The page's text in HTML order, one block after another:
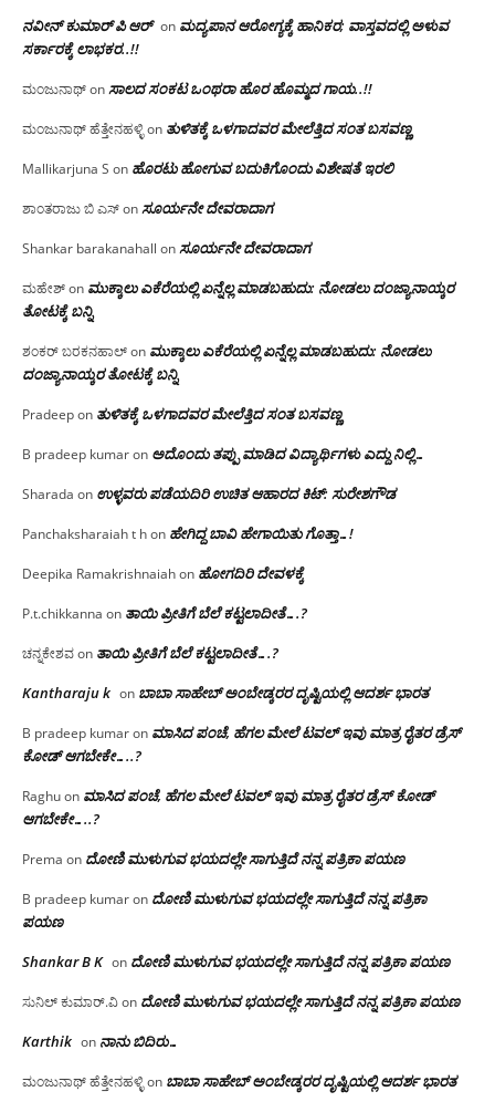
ನವೀನ್ ಕುಮಾರ್ ಪಿ ಆರ್ on ಮದ್ಯಪಾನ ಆರೋಗ್ಯಕ್ಕೆ ಹಾನಿಕರ; ವಾಸ್ತವದಲ್ಲಿ ಅಳುವ
ಸರ್ಕಾರಕ್ಕೆ ಲಾಭಕರ..!!
ಮಂಜುನಾಥ್onಸಾಲದ ಸಂಕಟ ಒಂಥರಾ ಹೊರ ಹೊಮ್ಮದ ಗಾಯ..!!
ಮಂಜುನಾಥ್ ಹೆತ್ತೇನಹಳ್ಳಿon ತುಳಿತಕ್ಕೆ ಒಳಗಾದವರ ಮೇಲೆತ್ತಿದ ಸಂತ ಬಸವಣ್ಣ
Mallikarjuna S on ಹೊರಟು ಹೋಗುವ ಬದುಕಿಗೊಂದು ವಿಶೇಷತೆ ಇರಲಿ
ಶಾಂತರಾಜು ಬಿ ಎಸ್onಸೂರ್ಯನೇ ದೇವರಾದಾಗ
Shankar barakanahall onಸೂರ್ಯನೇ ದೇವರಾದಾಗ
ಮಹೇಶ್on ಮುಕ್ಕಾಲು ಎಕೆರೆಯಲ್ಲಿ ಏನ್ನೆಲ್ಲ‌ ಮಾಡಬಹುದು: ನೋಡಲು ದಂಜ್ಯಾನಾಯ್ಕರ
ತೋಟಕ್ಕೆ ಬನ್ನಿ
ಶಂಕರ್ ಬರಕನಹಾಲ್on ಮುಕ್ಕಾಲು ಎಕೆರೆಯಲ್ಲಿ ಏನ್ನೆಲ್ಲ‌ ಮಾಡಬಹುದು: ನೋಡಲು
ದಂಜ್ಯಾನಾಯ್ಕರ ತೋಟಕ್ಕೆ ಬನ್ನಿ
Pradeepon ತುಳಿತಕ್ಕೆ ಒಳಗಾದವರ ಮೇಲೆತ್ತಿದ ಸಂತ ಬಸವಣ್ಣ
B pradeep kumaron ಅದೊಂದು ತಪ್ಪು ಮಾಡಿದ ವಿದ್ಯಾರ್ಥಿಗಳು ಎದ್ದು ನಿಲ್ಲಿ…
Sharada on ಉಳ್ಳವರು ಪಡೆಯದಿರಿ ಉಚಿತ ಆಹಾರದ ಕಿಟ್: ಸುರೇಶಗೌಡ
Panchaksharaiah t hon ಹೇಗಿದ್ದ ಬಾವಿ ಹೇಗಾಯಿತು ಗೊತ್ತಾ…!
Deepika Ramakrishnaiahon ಹೋಗದಿರಿ ದೇವಳಕ್ಕೆ
P.t.chikkanna on ತಾಯಿ ಪ್ರೀತಿಗೆ ಬೆಲೆ ಕಟ್ಟಲಾದೀತೆ….?
ಚನ್ನಕೇಶವon ತಾಯಿ ಪ್ರೀತಿಗೆ ಬೆಲೆ ಕಟ್ಟಲಾದೀತೆ….?
Kantharaju k on ಬಾಬಾ ಸಾಹೇಬ್ ಅಂಬೇಡ್ಕರರ ದೃಷ್ಟಿಯಲ್ಲಿ ಆದರ್ಶ ಭಾರತ
B pradeep kumaron ಮಾಸಿದ ಪಂಚೆ, ಹೆಗಲ ಮೇಲೆ ಟವಲ್‌ ಇವು ಮಾತ್ರ ರೈತರ ಡ್ರೆಸ್‌
ಕೋಡ್ ಆಗಬೇಕೇ…..?‌
Raghuon ಮಾಸಿದ ಪಂಚೆ, ಹೆಗಲ ಮೇಲೆ ಟವಲ್‌ ಇವು ಮಾತ್ರ ರೈತರ ಡ್ರೆಸ್‌ ಕೋಡ್
ಆಗಬೇಕೇ…..?‌
Prema on ದೋಣಿ ಮುಳುಗುವ ಭಯದಲ್ಲೇ ಸಾಗುತ್ತಿದೆ ನನ್ನ ಪತ್ರಿಕಾ ಪಯಣ
B pradeep kumaron ದೋಣಿ ಮುಳುಗುವ ಭಯದಲ್ಲೇ ಸಾಗುತ್ತಿದೆ ನನ್ನ ಪತ್ರಿಕಾ
ಪಯಣ
Shankar B K on ದೋಣಿ ಮುಳುಗುವ ಭಯದಲ್ಲೇ ಸಾಗುತ್ತಿದೆ ನನ್ನ ಪತ್ರಿಕಾ ಪಯಣ
ಸುನಿಲ್ ಕುಮಾರ್.ವಿon ದೋಣಿ ಮುಳುಗುವ ಭಯದಲ್ಲೇ ಸಾಗುತ್ತಿದೆ ನನ್ನ ಪತ್ರಿಕಾ ಪಯಣ
Karthik on ನಾನು ಬಿದಿರು…
ಮಂಜುನಾಥ್ ಹೆತ್ತೇನಹಳ್ಳಿon ಬಾಬಾ ಸಾಹೇಬ್ ಅಂಬೇಡ್ಕರರ ದೃಷ್ಟಿಯಲ್ಲಿ ಆದರ್ಶ ಭಾರತ